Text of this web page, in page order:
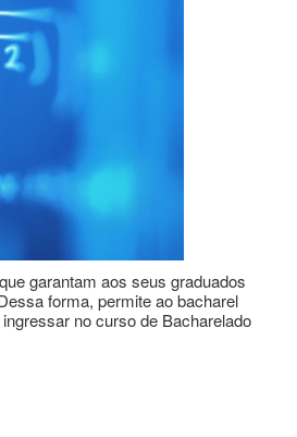
garantam aos seus graduados
forma, permite ao bacharel
no curso de Bacharelado